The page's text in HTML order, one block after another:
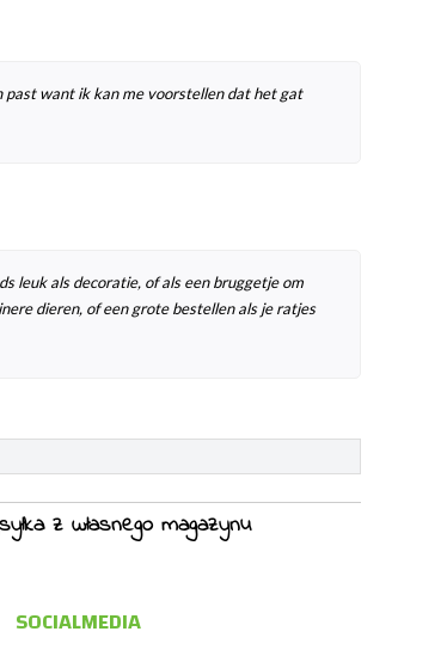
want ik kan me voorstellen dat het gat
leuk als decoratie, of als een bruggetje om
dieren, of een grote bestellen als je ratjes
z własnego magazynu
SOCIALMEDIA